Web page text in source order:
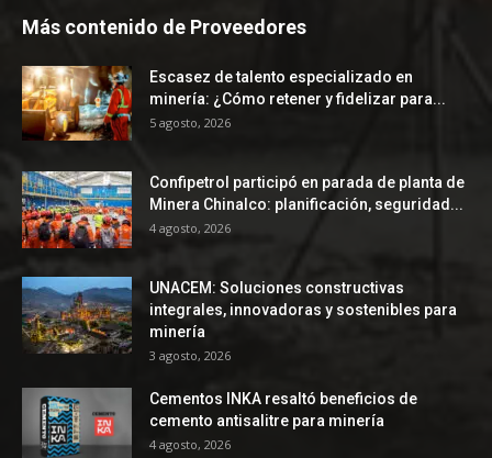
Más contenido de Proveedores
Escasez de talento especializado en
minería: ¿Cómo retener y fidelizar para...
5 agosto, 2026
Confipetrol participó en parada de planta de
Minera Chinalco: planificación, seguridad...
4 agosto, 2026
UNACEM: Soluciones constructivas
integrales, innovadoras y sostenibles para
minería
3 agosto, 2026
Cementos INKA resaltó beneficios de
cemento antisalitre para minería
4 agosto, 2026